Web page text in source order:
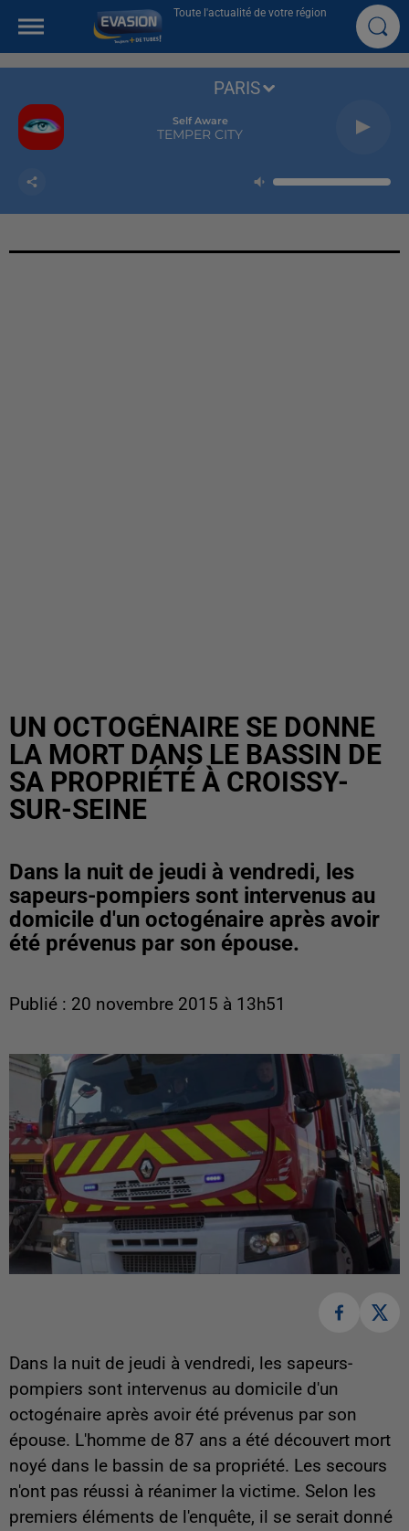
Toute l'actualité de votre région
Self Aware
TEMPER CITY
PARIS
UN OCTOGÉNAIRE SE DONNE
LA MORT DANS LE BASSIN DE
SA PROPRIÉTÉ À CROISSY-
SUR-SEINE
Dans la nuit de jeudi à vendredi, les
sapeurs-pompiers sont intervenus au
domicile d'un octogénaire après avoir
été prévenus par son épouse.
Publié : 20 novembre 2015 à 13h51
Dans la nuit de jeudi à vendredi, les sapeurs-
pompiers sont intervenus au domicile d'un
octogénaire après avoir été prévenus par son
épouse. L'homme de 87 ans a été découvert mort
noyé dans le bassin de sa propriété. Les secours
n'ont pas réussi à réanimer la victime. Selon les
premiers éléments de l'enquête, il se serait donné